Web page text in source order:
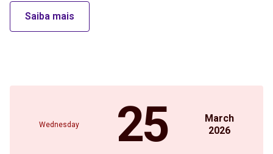
Saiba mais
Wednesday 25
March
2026